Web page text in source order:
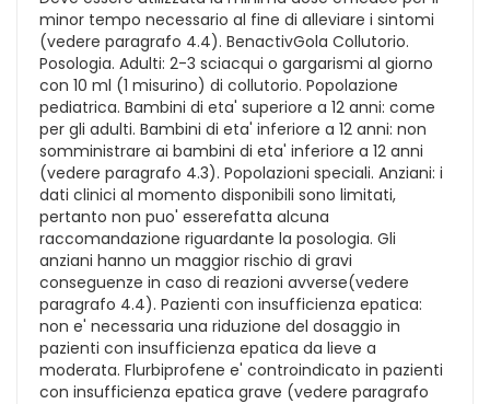
minor tempo necessario al fine di alleviare i sintomi
(vedere paragrafo 4.4). BenactivGola Collutorio.
Posologia. Adulti: 2-3 sciacqui o gargarismi al giorno
con 10 ml (1 misurino) di collutorio. Popolazione
pediatrica. Bambini di eta' superiore a 12 anni: come
per gli adulti. Bambini di eta' inferiore a 12 anni: non
somministrare ai bambini di eta' inferiore a 12 anni
(vedere paragrafo 4.3). Popolazioni speciali. Anziani: i
dati clinici al momento disponibili sono limitati,
pertanto non puo' esserefatta alcuna
raccomandazione riguardante la posologia. Gli
anziani hanno un maggior rischio di gravi
conseguenze in caso di reazioni avverse(vedere
paragrafo 4.4). Pazienti con insufficienza epatica:
non e' necessaria una riduzione del dosaggio in
pazienti con insufficienza epatica da lieve a
moderata. Flurbiprofene e' controindicato in pazienti
con insufficienza epatica grave (vedere paragrafo